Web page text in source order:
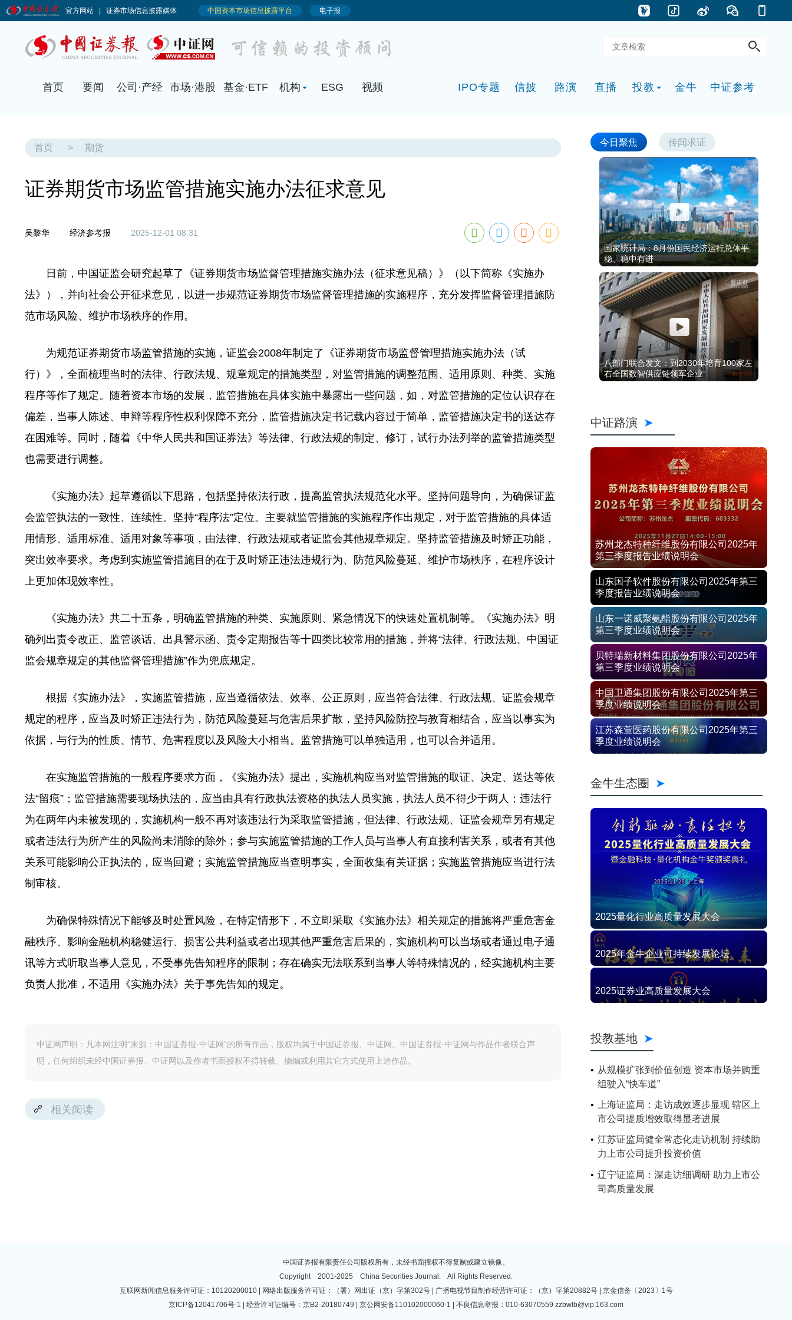
首页 要闻 公司·产经 市场·港股 基金·ETF 机构 ESG 视频 IPO专题 信披 路演 直播 投教 金牛 中证参考
首页 > 期货
证券期货市场监管措施实施办法征求意见
吴黎华 经济参考报 2025-12-01 08:31
日前，中国证监会研究起草了《证券期货市场监督管理措施实施办法（征求意见稿）》（以下简称《实施办
法》），并向社会公开征求意见，以进一步规范证券期货市场监督管理措施的实施程序，充分发挥监督管理措施防
范市场风险、维护市场秩序的作用。
为规范证券期货市场监管措施的实施，证监会2008年制定了《证券期货市场监督管理措施实施办法（试
行）》，全面梳理当时的法律、行政法规、规章规定的措施类型，对监管措施的调整范围、适用原则、种类、实施
程序等作了规定。随着资本市场的发展，监管措施在具体实施中暴露出一些问题，如，对监管措施的定位认识存在
偏差，当事人陈述、申辩等程序性权利保障不充分，监管措施决定书记载内容过于简单，监管措施决定书的送达存
在困难等。同时，随着《中华人民共和国证券法》等法律、行政法规的制定、修订，试行办法列举的监管措施类型
也需要进行调整。
《实施办法》起草遵循以下思路，包括坚持依法行政，提高监管执法规范化水平。坚持问题导向，为确保证监
会监管执法的一致性、连续性。坚持“程序法”定位。主要就监管措施的实施程序作出规定，对于监管措施的具体适
用情形、适用标准、适用对象等事项，由法律、行政法规或者证监会其他规章规定。坚持监管措施及时矫正功能，
突出效率要求。考虑到实施监管措施目的在于及时矫正违法违规行为、防范风险蔓延、维护市场秩序，在程序设计
上更加体现效率性。
《实施办法》共二十五条，明确监管措施的种类、实施原则、紧急情况下的快速处置机制等。《实施办法》明
确列出责令改正、监管谈话、出具警示函、责令定期报告等十四类比较常用的措施，并将“法律、行政法规、中国证
监会规章规定的其他监督管理措施”作为兜底规定。
根据《实施办法》，实施监管措施，应当遵循依法、效率、公正原则，应当符合法律、行政法规、证监会规章
规定的程序，应当及时矫正违法行为，防范风险蔓延与危害后果扩散，坚持风险防控与教育相结合，应当以事实为
依据，与行为的性质、情节、危害程度以及风险大小相当。监管措施可以单独适用，也可以合并适用。
在实施监管措施的一般程序要求方面，《实施办法》提出，实施机构应当对监管措施的取证、决定、送达等依
法“留痕”；监管措施需要现场执法的，应当由具有行政执法资格的执法人员实施，执法人员不得少于两人；违法行
为在两年内未被发现的，实施机构一般不再对该违法行为采取监管措施，但法律、行政法规、证监会规章另有规定
或者违法行为所产生的风险尚未消除的除外；参与实施监管措施的工作人员与当事人有直接利害关系，或者有其他
关系可能影响公正执法的，应当回避；实施监管措施应当查明事实，全面收集有关证据；实施监管措施应当进行法
制审核。
为确保特殊情况下能够及时处置风险，在特定情形下，不立即采取《实施办法》相关规定的措施将严重危害金
融秩序、影响金融机构稳健运行、损害公共利益或者出现其他严重危害后果的，实施机构可以当场或者通过电子通
讯等方式听取当事人意见，不受事先告知程序的限制；存在确实无法联系到当事人等特殊情况的，经实施机构主要
负责人批准，不适用《实施办法》关于事先告知的规定。
中证网声明：凡本网注明“来源：中国证券报·中证网”的所有作品，版权均属于中国证券报、中证网。中国证券报·中证网与作品作者联合声
明，任何组织未经中国证券报、中证网以及作者书面授权不得转载、摘编或利用其它方式使用上述作品。
相关阅读
今日聚焦 传闻求证
国家统计局：8月份国民经济运行总体平
稳、稳中有进
八部门联合发文：到2030年培育100家左
右全国数智供应链领军企业
中证路演
苏州龙杰特种纤维股份有限公司2025年
第三季度报告业绩说明会
山东国子软件股份有限公司2025年第三
季度报告业绩说明会
山东一诺威聚氨酯股份有限公司2025年
第三季度业绩说明会
贝特瑞新材料集团股份有限公司2025年
第三季度业绩说明会
中国卫通集团股份有限公司2025年第三
季度业绩说明会
江苏森萱医药股份有限公司2025年第三
季度业绩说明会
金牛生态圈
2025量化行业高质量发展大会
2025年金牛企业可持续发展论坛
2025证券业高质量发展大会
投教基地
从规模扩张到价值创造 资本市场并购重
组驶入“快车道”
上海证监局：走访成效逐步显现 辖区上
市公司提质增效取得显著进展
江苏证监局健全常态化走访机制 持续助
力上市公司提升投资价值
辽宁证监局：深走访细调研 助力上市公
司高质量发展
中国证券报有限责任公司版权所有，未经书面授权不得复制或建立镜像。
Copyright 2001-2025 China Securities Journal. All Rights Reserved.
互联网新闻信息服务许可证：10120200010 | 网络出版服务许可证：（署）网出证（京）字第302号 | 广播电视节目制作经营许可证：（京）字第20882号 | 京金信备〔2023〕1号
京ICP备12041706号-1 | 经营许可证编号：京B2-20180749 | 京公网安备110102000060-1 | 不良信息举报：010-63070559 zzbwlb@vip.163.com